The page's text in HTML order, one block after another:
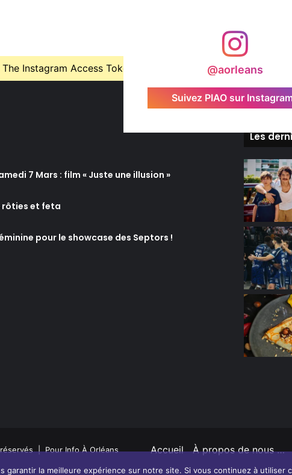
@aorleans
Suivez PIAO sur
The Instagram Access Token is expired, Go to the Theme
7 Mars : film « Juste une illusion »
rôties et feta
pour le showcase des Septors !
Les
| Pour Info À Orléans Accueil À propos de nous …
garantir la meilleure expérience sur notre site. Si vous continuez à